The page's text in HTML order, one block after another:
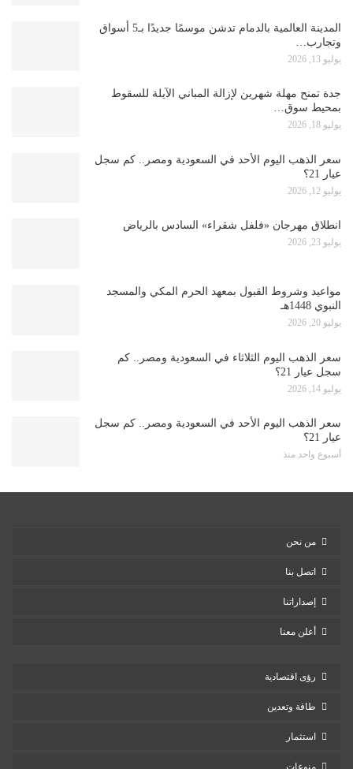
المدينة العالمية بالدمام تدشن موسمًا جديدًا بـ5 أسواق
وتجارب…
يوليو 13, 2026
جدة تمنح مهلة شهرين لإزالة المباني الآيلة للسقوط
بمحيط سوق…
يوليو 18, 2026
سعر الذهب اليوم الأحد في السعودية ومصر.. كم سجل
عيار 21؟
يوليو 12, 2026
انطلاق مهرجان «فلفل شقراء» السادس بالرياض
يوليو 23, 2026
مواعيد وشروط القبول بمعهد الحرم المكي والمسجد
النبوي 1448هـ
يوليو 20, 2026
سعر الذهب اليوم الثلاثاء في السعودية ومصر.. كم
سجل عيار 21؟
يوليو 14, 2026
سعر الذهب اليوم الأحد في السعودية ومصر.. كم سجل
عيار 21؟
أسبوع واحد منذ
من نحن
اتصل بنا
إصداراتنا
أعلن معنا
رؤى اقتصادية
طاقة وتعدين
استثمار
منوعات